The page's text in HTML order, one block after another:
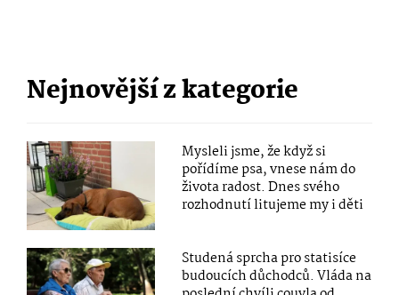
Nejnovější z kategorie
Mysleli jsme, že když si
pořídíme psa, vnese nám do
života radost. Dnes svého
rozhodnutí litujeme my i děti
Studená sprcha pro statisíce
budoucích důchodců. Vláda na